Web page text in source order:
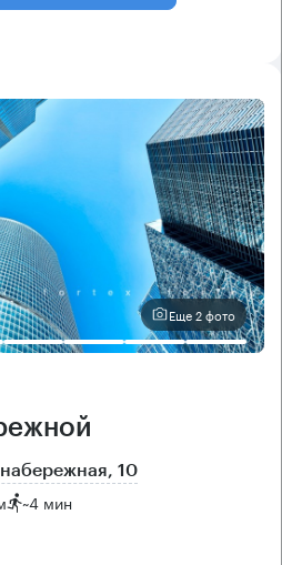
Еще 2 фото
10
~4 мин